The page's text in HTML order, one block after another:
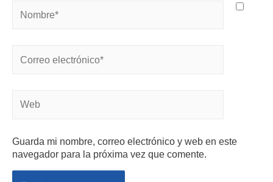
Guarda mi nombre, correo electrónico y web en este
navegador para la próxima vez que comente.